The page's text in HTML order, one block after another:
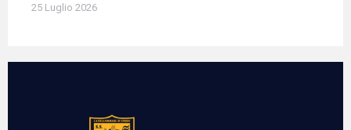
25 Luglio 2026